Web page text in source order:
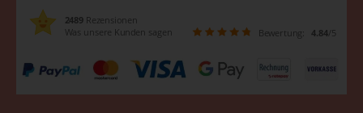
2489 Rezensionen
Was unsere Kunden sagen
Bewertung: 4.84/5